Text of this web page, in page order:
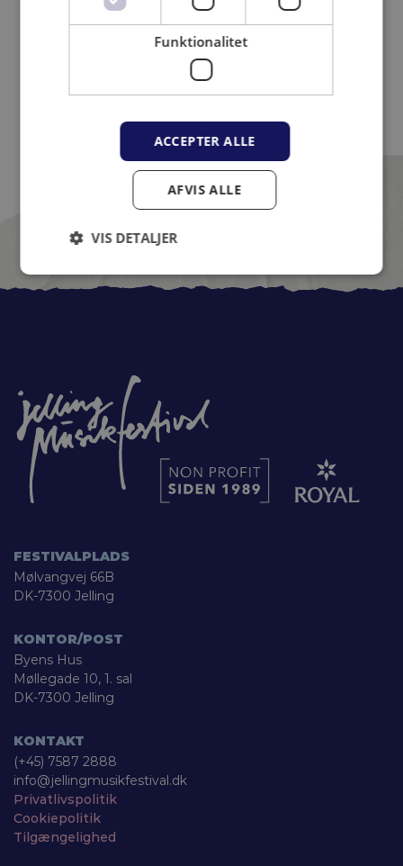
FESTIVALPLADS
Mølvangvej 66B
DK-7300 Jelling
KONTOR/POST
Byens Hus
Møllegade 10, 1. sal
DK-7300 Jelling
KONTAKT
(+45) 7587 2888
info@jellingmusikfestival.dk
Privatlivspolitik
Cookiepolitik
Tilgængelighed
Funktionalitet
ACCEPTER ALLE
AFVIS ALLE
VIS DETALJER